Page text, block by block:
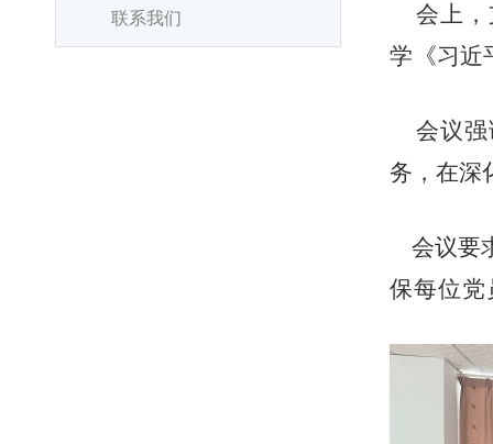
联系我们
会上，
学 《习
会议强
务，在深
会议要
保每位党